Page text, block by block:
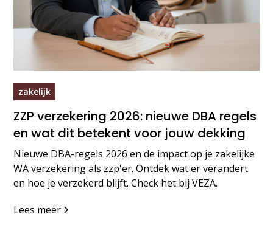
zakelijk
ZZP verzekering 2026: nieuwe DBA regels
en wat dit betekent voor jouw dekking
Nieuwe DBA-regels 2026 en de impact op je zakelijke
WA verzekering als zzp'er. Ontdek wat er verandert
en hoe je verzekerd blijft. Check het bij VEZA.
Lees meer